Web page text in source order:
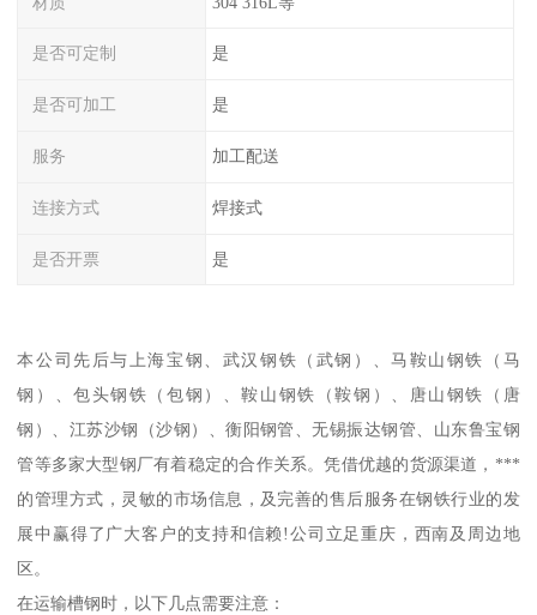
是否可定制 是
是否可加工 是
服务 加工配送
连接方式 焊接式
是否开票 是
本公司先后与上海宝钢、武汉钢铁（武钢）、马鞍山钢铁（马
钢）、包头钢铁（包钢）、鞍山钢铁（鞍钢）、唐山钢铁（唐
钢）、江苏沙钢（沙钢）、衡阳钢管、无锡振达钢管、山东鲁宝钢
管等多家大型钢厂有着稳定的合作关系。凭借优越的货源渠道，***
的管理方式，灵敏的市场信息，及完善的售后服务在钢铁行业的发
展中赢得了广大客户的支持和信赖!公司立足重庆，西南及周边地
区。
在运输槽钢时，以下几点需要注意：